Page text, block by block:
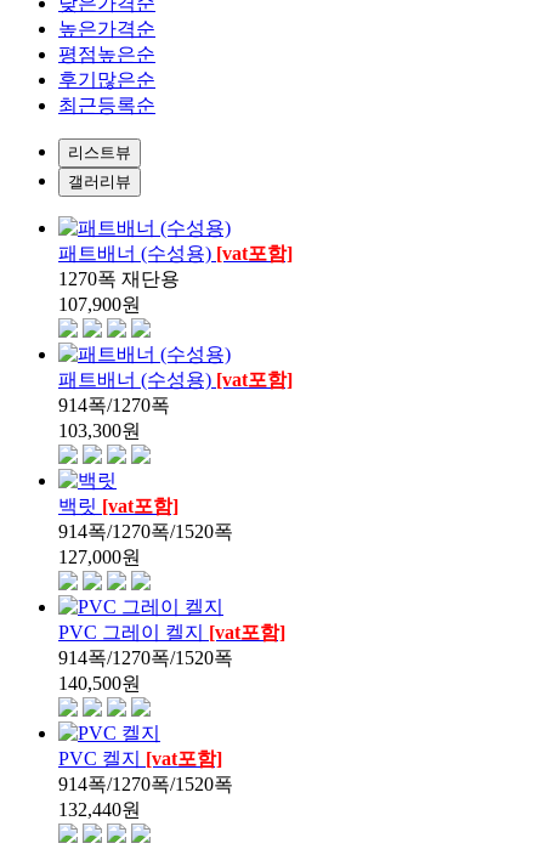
높은가격순
평점높은순
후기많은순
최근등록순
리스트뷰
갤러리뷰
패트배너 (수성용) [vat포함]
1270폭 재단용
107,900원
패트배너 (수성용) [vat포함]
914폭/1270폭
103,300원
백릿 [vat포함]
914폭/1270폭/1520폭
127,000원
PVC 그레이 켈지
[vat포함]
914폭/1270폭/1520폭
140,500원
PVC 켈지
[vat포함]
914폭/1270폭/1520폭
132,440원